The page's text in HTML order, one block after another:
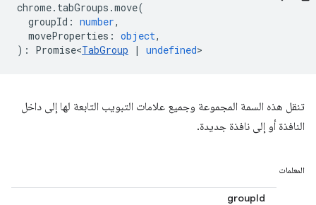
chrome. tabGroups .move(
groupId : number,
moveProperties : object,
) : Promise<TabGroup | undefined>
تنقل هذه السمة المجموعة وجميع علامات التبويب التابعة لها إلى داخل
النافذة أو إلى نافذة جديدة.
المعلمات
groupId